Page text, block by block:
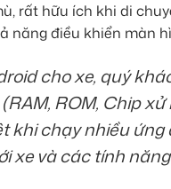
rất hữu ích khi di
năng điều khiển màn
cho xe, quý
ROM, Chip
khi chạy nhiều
xe và các tính